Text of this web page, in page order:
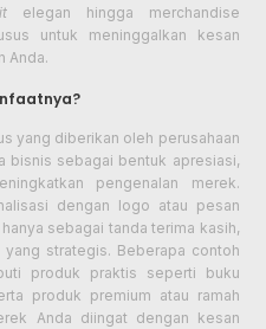
elegan hingga merchandise
untuk meninggalkan kesan
Anda.
yang diberikan oleh perusahaan
bisnis sebagai bentuk apresiasi,
pengenalan merek.
dengan logo atau pesan
sebagai tanda terima kasih,
strategis. Beberapa contoh
produk praktis seperti buku
produk premium atau ramah
Anda diingat dengan kesan